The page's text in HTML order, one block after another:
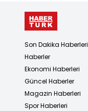
Son Dakika Haberleri
Haberler
Ekonomi Haberleri
Güncel Haberler
Magazin Haberleri
Spor Haberleri